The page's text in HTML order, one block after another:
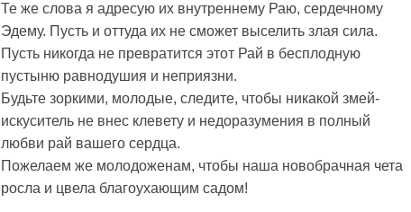
Те же слова я адресую их внутреннему Раю, сердечному
Эдему. Пусть и оттуда их не сможет выселить злая сила.
Пусть никогда не превратится этот Рай в бесплодную
пустыню равнодушия и неприязни.
Будьте зоркими, молодые, следите, чтобы никакой змей-
искуситель не внес клевету и недоразумения в полный
любви рай вашего сердца.
Пожелаем же молодоженам, чтобы наша новобрачная чета
росла и цвела благоухающим садом!